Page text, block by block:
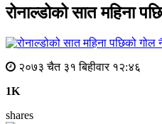
रोनाल्डोको सात महिना
२०७३ चैत ३१ बिहीवार १२:४६
1K
shares